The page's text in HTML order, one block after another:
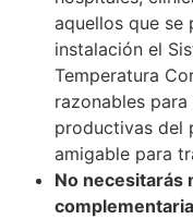
aquellos que se
instalación el
Temperatura
razonables
productivas del
amigable para
No necesitarás